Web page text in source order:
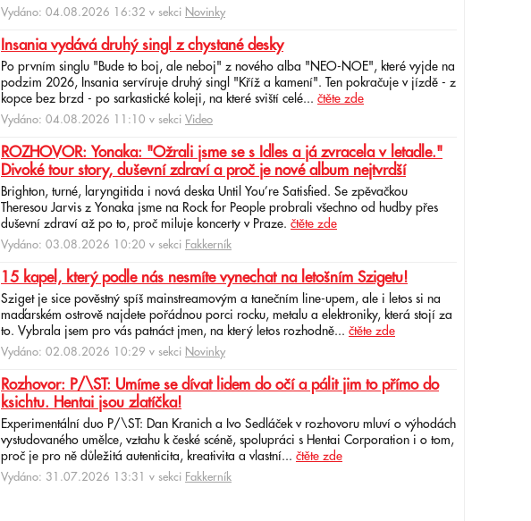
Vydáno: 04.08.2026 16:32 v sekci Novinky
Insania vydává druhý singl z chystané desky
Po prvním singlu "Bude to boj, ale neboj" z nového alba "NEO-NOE", které vyjde na
podzim 2026, Insania servíruje druhý singl "Kříž a kamení". Ten pokračuje v jízdě - z
kopce bez brzd - po sarkastické koleji, na které sviští celé... čtěte zde
Vydáno: 04.08.2026 11:10 v sekci Video
ROZHOVOR: Yonaka: "Ožrali jsme se s Idles a já zvracela v letadle."
Divoké tour story, duševní zdraví a proč je nové album nejtvrdší
Brighton, turné, laryngitida i nová deska Until You’re Satisfied. Se zpěvačkou
Theresou Jarvis z Yonaka jsme na Rock for People probrali všechno od hudby přes
duševní zdraví až po to, proč miluje koncerty v Praze. čtěte zde
Vydáno: 03.08.2026 10:20 v sekci Fakkerník
15 kapel, který podle nás nesmíte vynechat na letošním Szigetu!
Sziget je sice pověstný spíš mainstreamovým a tanečním line-upem, ale i letos si na
maďarském ostrově najdete pořádnou porci rocku, metalu a elektroniky, která stojí za
to. Vybrala jsem pro vás patnáct jmen, na který letos rozhodně... čtěte zde
Vydáno: 02.08.2026 10:29 v sekci Novinky
Rozhovor: P/\ST: Umíme se dívat lidem do očí a pálit jim to přímo do
ksichtu. Hentai jsou zlatíčka!
Experimentální duo P/\ST: Dan Kranich a Ivo Sedláček v rozhovoru mluví o výhodách
vystudovaného umělce, vztahu k české scéně, spolupráci s Hentai Corporation i o tom,
proč je pro ně důležitá autenticita, kreativita a vlastní... čtěte zde
Vydáno: 31.07.2026 13:31 v sekci Fakkerník